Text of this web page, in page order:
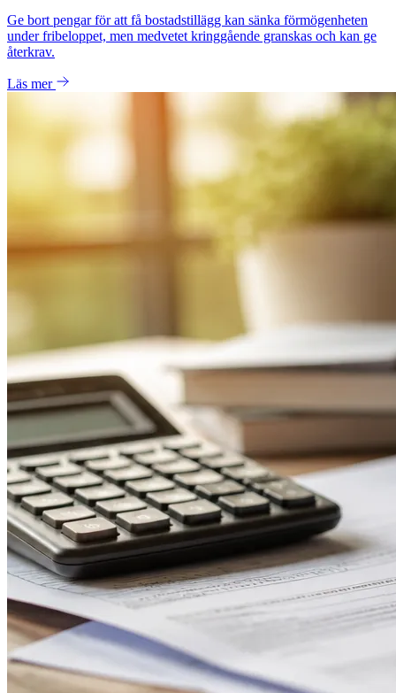
Ge bort pengar för att få bostadstillägg kan sänka förmögenheten
under fribeloppet, men medvetet kringgående granskas och kan ge
återkrav.
Läs mer